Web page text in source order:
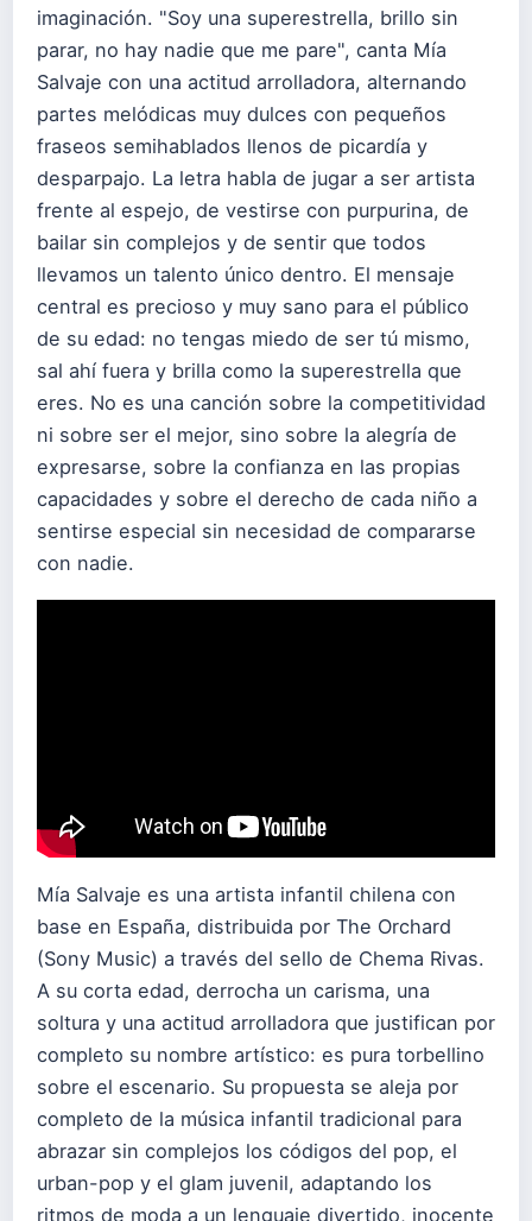
imaginación. "Soy una superestrella, brillo sin
parar, no hay nadie que me pare", canta Mía
Salvaje con una actitud arrolladora, alternando
partes melódicas muy dulces con pequeños
fraseos semihablados llenos de picardía y
desparpajo. La letra habla de jugar a ser artista
frente al espejo, de vestirse con purpurina, de
bailar sin complejos y de sentir que todos
llevamos un talento único dentro. El mensaje
central es precioso y muy sano para el público
de su edad: no tengas miedo de ser tú mismo,
sal ahí fuera y brilla como la superestrella que
eres. No es una canción sobre la competitividad
ni sobre ser el mejor, sino sobre la alegría de
expresarse, sobre la confianza en las propias
capacidades y sobre el derecho de cada niño a
sentirse especial sin necesidad de compararse
con nadie.
Mía Salvaje es una artista infantil chilena con
base en España, distribuida por The Orchard
(Sony Music) a través del sello de Chema Rivas.
A su corta edad, derrocha un carisma, una
soltura y una actitud arrolladora que justifican por
completo su nombre artístico: es pura torbellino
sobre el escenario. Su propuesta se aleja por
completo de la música infantil tradicional para
abrazar sin complejos los códigos del pop, el
urban-pop y el glam juvenil, adaptando los
ritmos de moda a un lenguaje divertido, inocente